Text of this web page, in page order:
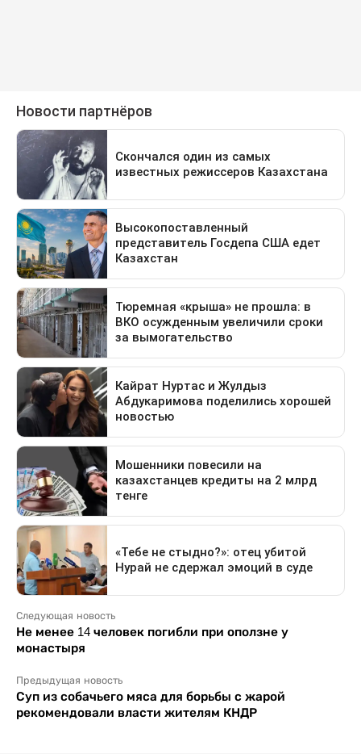
Следующая новость
Не менее 14 человек погибли при оползне у
монастыря
Предыдущая новость
Суп из собачьего мяса для борьбы с жарой
рекомендовали власти жителям КНДР